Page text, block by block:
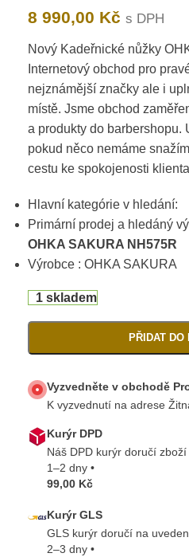
8 990,00 Kč s DPH
Nový Kadeřnické nůžky
Internetový obchod pro
nejznámější značky ale i
místě. Jsme obchod
a produkty do barbershopu.
pokud něco nemáme
cestu ke spokojenosti
Hlavní kategórie v hledání:
Primární prodej a hledáný
OHKA SAKURA NH575R
Výrobce : OHKA SAKURA
1 skladem
PŘIDAT DO
Vyzvedněte v obchodě
K vyzvednutí na adrese
Kurýr DPD
Náš DPD kurýr doručí
1–2 dny •
99,00 Kč
Kurýr GLS
GLS kurýr doručí na
2–3 dny •